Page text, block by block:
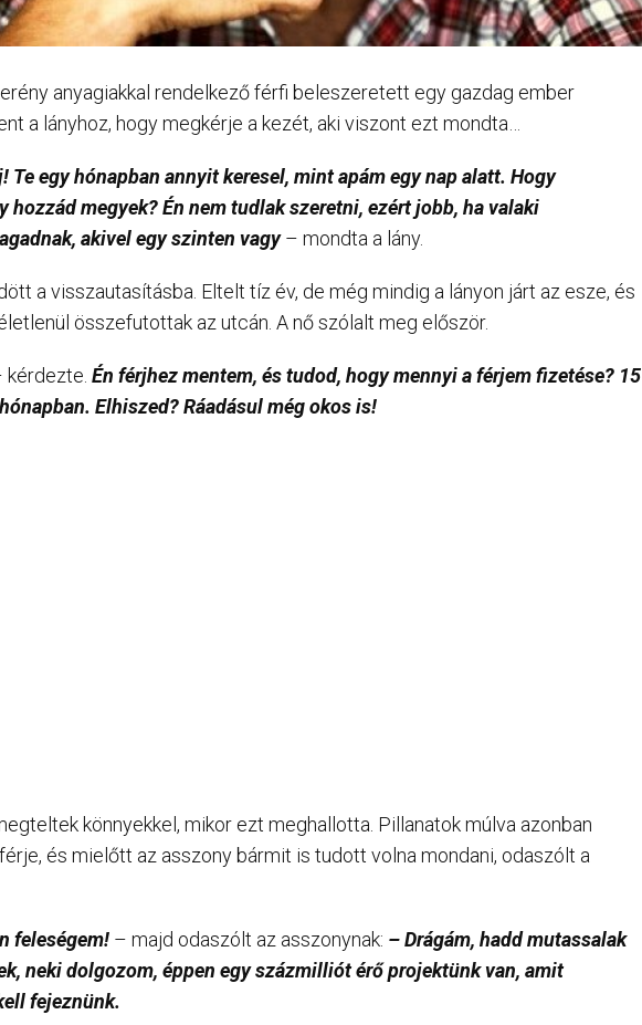
anyagiakkal rendelkező férfi beleszeretett egy gazdag ember
a lányhoz, hogy megkérje a kezét, aki viszont ezt mondta…
Te egy hónapban annyit keresel, mint apám egy nap alatt. Hogy
hozzád megyek? Én nem tudlak szeretni, ezért jobb, ha valaki
akivel egy szinten vagy– mondta a lány.
a visszautasításba. Eltelt tíz év, de még mindig a lányon járt az esze, és
összefutottak az utcán. A nő szólalt meg először.
kérdezte. Én férjhez mentem, és tudod, hogy mennyi a férjem fizetése? 15
Elhiszed? Ráadásul még okos is!
könnyekkel, mikor ezt meghallotta. Pillanatok múlva azonban
és mielőtt az asszony bármit is tudott volna mondani, odaszólt a
feleségem! – majd odaszólt az asszonynak: – Drágám, hadd mutassalak
neki dolgozom, éppen egy százmilliót érő projektünk van, amit
fejeznünk.